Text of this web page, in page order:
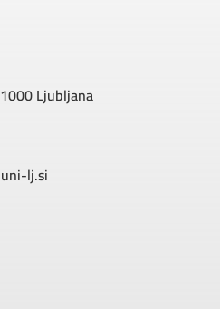
Ljubljana
lj.si